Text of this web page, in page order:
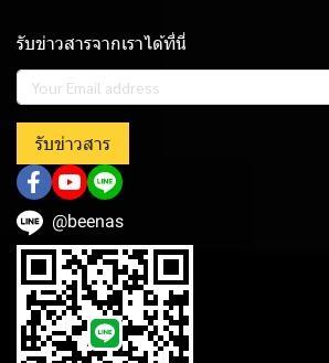
รับข่าวสารจากเราได้ที่นี่
รับข่าวสาร
@beenas